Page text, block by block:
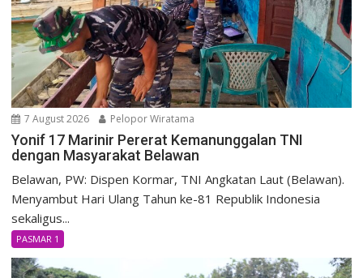
7 August 2026 Pelopor Wiratama
Yonif 17 Marinir Pererat Kemanunggalan TNI
dengan Masyarakat Belawan
Belawan, PW: Dispen Kormar, TNI Angkatan Laut (Belawan).
Menyambut Hari Ulang Tahun ke-81 Republik Indonesia
sekaligus...
PASMAR 1